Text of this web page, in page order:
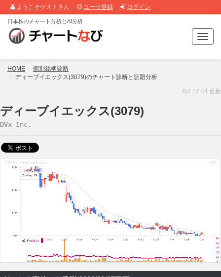
ようこそゲストさん ユーザ登録 ログイン
T
o
g
日本株のチャート分析とAI分析
HOME
個別銘柄診断
ディーブイエックス(3079)のチャート診断と話題分析
8/7 17:44 更新
ディーブイエックス(3079)
DVx Inc.